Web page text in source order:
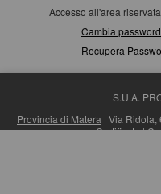
Accesso all'area riservata
Cambia password
Recupera
S.U.A.
Provincia di Matera | Via Ridola,
Certificata|